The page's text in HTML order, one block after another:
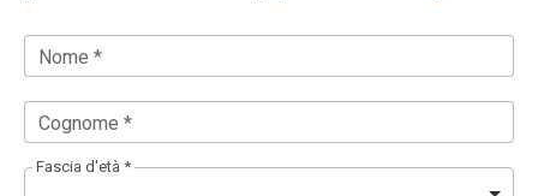
Nome *
Cognome *
Fascia d'età *